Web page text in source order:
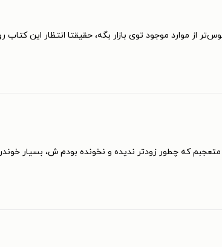
موارد موجود توی بازار بگه، حقیقتا انتظار این کتاب
که چطور زودتر ندیده و نخونده بودم ش، بسیار